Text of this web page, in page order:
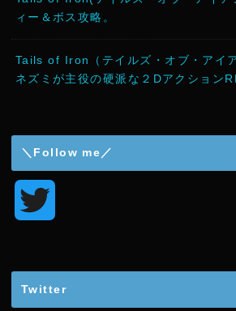
ィー＆ボス攻略。
Tails of Iron（テイルズ・オブ・アイ
ネズミが主役の硬派な２Dアクション
＼Follow me／
Twitter